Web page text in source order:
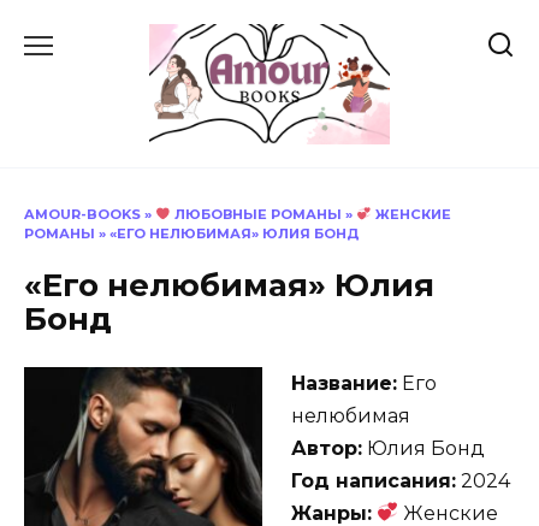
AMOUR-BOOKS » ЛЮБОВНЫЕ РОМАНЫ »
ЖЕНСКИЕ
РОМАНЫ » «ЕГО НЕЛЮБИМАЯ» ЮЛИЯ БОНД
«Его нелюбимая» Юлия
Бонд
Название: Его
нелюбимая
Автор: Юлия Бонд
Год написания: 2024
Жанры:
Женские